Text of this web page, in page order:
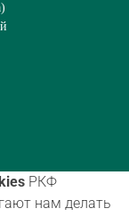
)
РКФ
нам делать